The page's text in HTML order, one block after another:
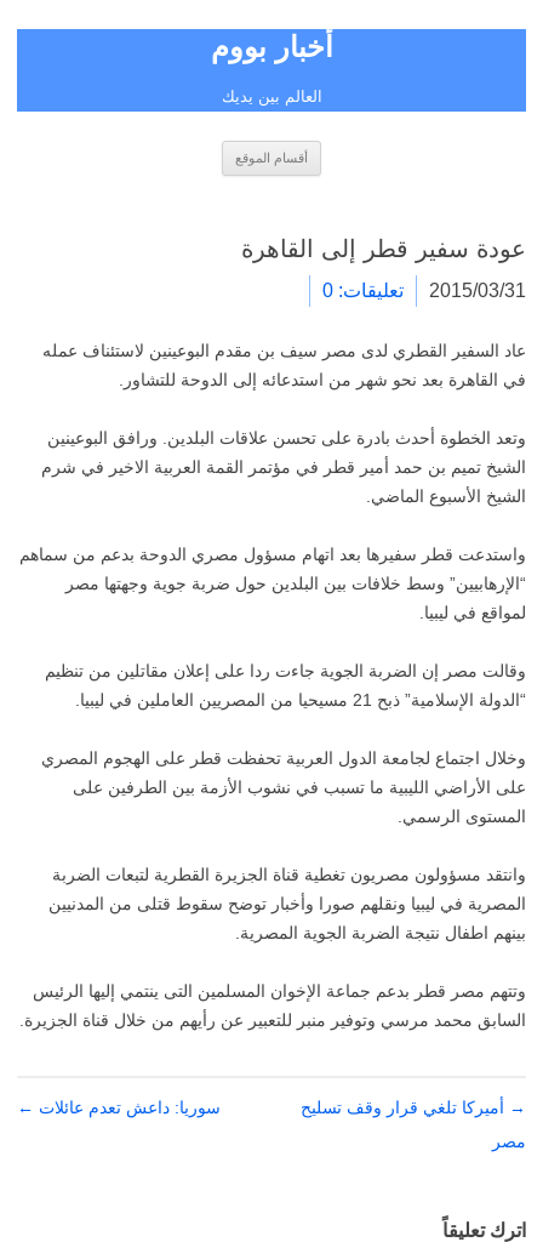
أخبار بووم
العالم بين يديك
أقسام الموقع
عودة سفير قطر إلى القاهرة
2015/03/31 تعليقات: 0
عاد السفير القطري لدى مصر سيف بن مقدم البوعينين لاستئناف عمله
في القاهرة بعد نحو شهر من استدعائه إلى الدوحة للتشاور.
وتعد الخطوة أحدث بادرة على تحسن علاقات البلدين. ورافق البوعينين
الشيخ تميم بن حمد أمير قطر في مؤتمر القمة العربية الاخير في شرم
الشيخ الأسبوع الماضي.
واستدعت قطر سفيرها بعد اتهام مسؤول مصري الدوحة بدعم من سماهم
“الإرهابيين” وسط خلافات بين البلدين حول ضربة جوية وجهتها مصر
لمواقع في ليبيا.
وقالت مصر إن الضربة الجوية جاءت ردا على إعلان مقاتلين من تنظيم
“الدولة الإسلامية” ذبح 21 مسيحيا من المصريين العاملين في ليبيا.
وخلال اجتماع لجامعة الدول العربية تحفظت قطر على الهجوم المصري
على الأراضي الليبية ما تسبب في نشوب الأزمة بين الطرفين على
المستوى الرسمي.
وانتقد مسؤولون مصريون تغطية قناة الجزيرة القطرية لتبعات الضربة
المصرية في ليبيا ونقلهم صورا وأخبار توضح سقوط قتلى من المدنيين
بينهم اطفال نتيجة الضربة الجوية المصرية.
وتتهم مصر قطر بدعم جماعة الإخوان المسلمين التى ينتمي إليها الرئيس
السابق محمد مرسي وتوفير منبر للتعبير عن رأيهم من خلال قناة الجزيرة.
تصفّح
المقالات
→ أميركا تلغي قرار وقف تسليح
مصر
سوريا: داعش تعدم عائلات ←
اترك تعليقاً